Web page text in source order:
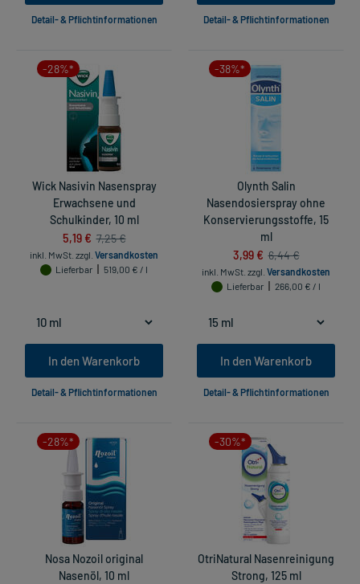
Detail- & Pflichtinformationen Detail- & Pflichtinformationen
-28%*
Wick Nasivin Nasenspray
Erwachsene und
Schulkinder, 10 ml
5,19 € 7,25 €
inkl. MwSt. zzgl. Versandkosten
Lieferbar
519,00 € / l
In den Warenkorb
Detail- & Pflichtinformationen
-38%*
Olynth Salin
Nasendosierspray ohne
Konservierungsstoffe, 15
ml
3,99 € 6,44 €
inkl. MwSt. zzgl. Versandkosten
Lieferbar
266,00 € / l
In den Warenkorb
Detail- & Pflichtinformationen
-28%*
Nosa Nozoil original
Nasenöl, 10 ml
-30%*
OtriNatural Nasenreinigung
Strong, 125 ml